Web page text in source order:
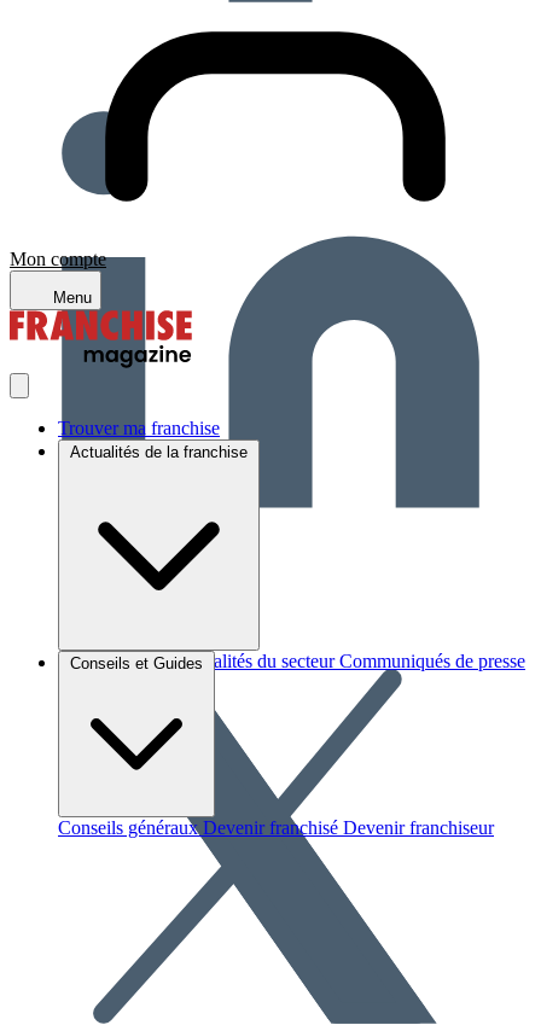
Mon compte
Menu
Trouver ma franchise
Actualités de la franchise
Brèves et actus Actualités du secteur Communiqués de presse
Conseils et Guides
Conseils généraux Devenir franchisé Devenir franchiseur